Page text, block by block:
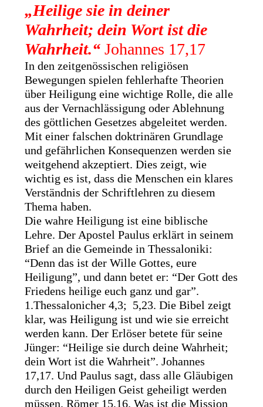
„Heilige sie in deiner
Wahrheit; dein Wort ist die
Wahrheit.“Johannes 17,17
In den zeitgenössischen religiösen
Bewegungen spielen fehlerhafte Theorien
über Heiligung eine wichtige Rolle, die alle
aus der Vernachlässigung oder Ablehnung
des göttlichen Gesetzes abgeleitet werden.
Mit einer falschen doktrinären Grundlage
und gefährlichen Konsequenzen werden sie
weitgehend akzeptiert. Dies zeigt, wie
wichtig es ist, dass die Menschen ein klares
Verständnis der Schriftlehren zu diesem
Thema haben.
Die wahre Heiligung ist eine biblische
Lehre. Der Apostel Paulus erklärt in seinem
Brief an die Gemeinde in Thessaloniki:
“Denn das ist der Wille Gottes, eure
Heiligung”, und dann betet er: “Der Gott des
Friedens heilige euch ganz und gar”.
1.Thessalonicher 4,3; 5,23. Die Bibel zeigt
klar, was Heiligung ist und wie sie erreicht
werden kann. Der Erlöser betete für seine
Jünger: “Heilige sie durch deine Wahrheit;
dein Wort ist die Wahrheit”. Johannes
17,17. Und Paulus sagt, dass alle Gläubigen
durch den Heiligen Geist geheiligt werden
müssen. Römer 15,16. Was ist die Mission